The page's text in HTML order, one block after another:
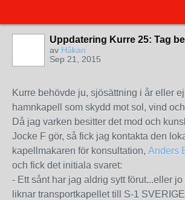
Uppdatering Kurre 25: Tag
av Håkan
Sep 21, 2015
Kurre behövde ju, sjösättning i år eller
hamnkapell som skydd mot sol, vind
Då jag varken besitter det mod och
Jocke F gör, så fick jag kontakta den
kapellmakaren för konsultation, Anders
och fick det initiala svaret:
- Ett sånt har jag aldrig sytt förut...eller
liknar transportkapellet till S-1